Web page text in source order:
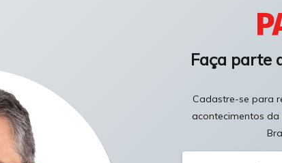
Faça parte
Cadastre-se para
acontecimentos